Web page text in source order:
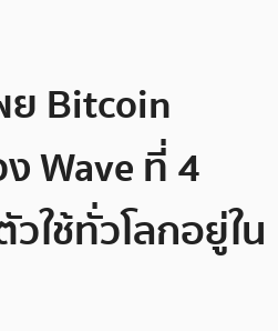
ย Bitcoin
Wave ที่ 4
ใช้ทั่วโลกอยู่ใน